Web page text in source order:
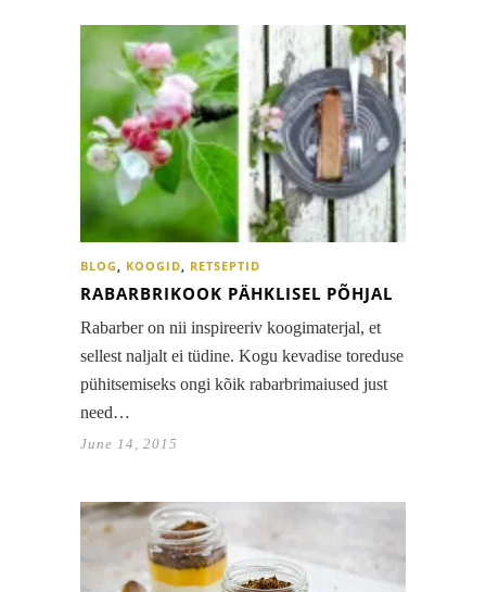
BLOG, KOOGID, RETSEPTID
RABARBRIKOOK PÄHKLISEL PÕHJAL
Rabarber on nii inspireeriv koogimaterjal, et
sellest naljalt ei tüdine. Kogu kevadise toreduse
pühitsemiseks ongi kõik rabarbrimaiused just
need…
June 14, 2015